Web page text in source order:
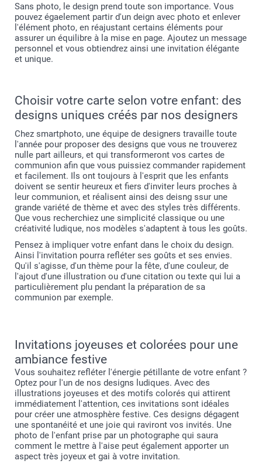
Sans photo, le design prend toute son importance. Vous
pouvez égaelement partir d'un deign avec photo et enlever
l'élément photo, en réajustant certains éléments pour
assurer un équilibre à la mise en page. Ajoutez un message
personnel et vous obtiendrez ainsi une invitation élégante
et unique.
Choisir votre carte selon votre enfant: des
designs uniques créés par nos designers
Chez smartphoto, une équipe de designers travaille toute
l'année pour proposer des designs que vous ne trouverez
nulle part ailleurs, et qui transformeront vos cartes de
communion afin que vous puissiez commander rapidement
et facilement. Ils ont toujours à l'esprit que les enfants
doivent se sentir heureux et fiers d'inviter leurs proches à
leur communion, et réalisent ainsi des deisng ssur une
grande variété de thème et avec des styles très différents.
Que vous recherchiez une simplicité classique ou une
créativité ludique, nos modèles s'adaptent à tous les goûts.
Pensez à impliquer votre enfant dans le choix du design.
Ainsi l'invitation pourra refléter ses goûts et ses envies.
Qu'il s'agisse, d'un thème pour la fête, d'une couleur, de
l'ajout d'une illustration ou d'une citation ou texte qui lui a
particulièrement plu pendant la préparation de sa
communion par exemple.
Invitations joyeuses et colorées pour une
ambiance festive
Vous souhaitez refléter l'énergie pétillante de votre enfant ?
Optez pour l'un de nos designs ludiques. Avec des
illustrations joyeuses et des motifs colorés qui attirent
immédiatement l'attention, ces invitations sont idéales
pour créer une atmosphère festive. Ces designs dégagent
une spontanéité et une joie qui raviront vos invités. Une
photo de l'enfant prise par un photographe qui saura
comment le mettre à l'aise peut également apporter un
aspect très joyeux et gai à votre invitation.